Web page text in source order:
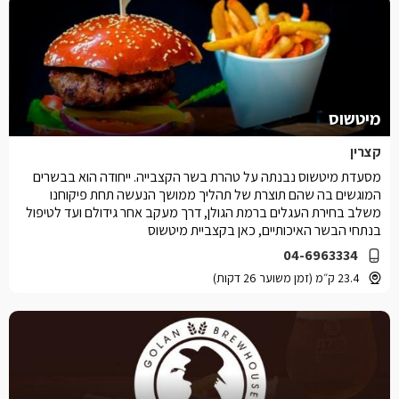
מיטשוס
קצרין
04-6963334
23.4 ק״מ (זמן משוער 26 דקות)
מסעדת מיטשוס נבנתה על טהרת בשר הקצבייה. ייחודה הוא בבשרים
המוגשים בה שהם תוצרת של תהליך ממושך הנעשה תחת פיקוחנו
משלב בחירת העגלים ברמת הגולן, דרך מעקב אחר גידולם ועד לטיפול
בנתחי הבשר האיכותיים, כאן בקצביית מיטשוס